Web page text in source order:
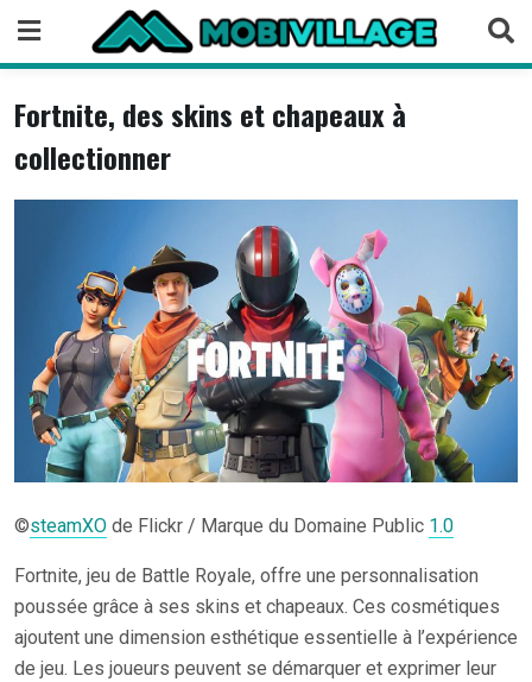
content
Fortnite, des skins et chapeaux à
collectionner
©steamXO de Flickr / Marque du Domaine Public 1.0
Fortnite, jeu de Battle Royale, offre une personnalisation
poussée grâce à ses skins et chapeaux. Ces cosmétiques
ajoutent une dimension esthétique essentielle à l’expérience
de jeu. Les joueurs peuvent se démarquer et exprimer leur